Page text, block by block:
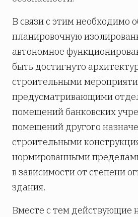
В связи с этим необходимо
планировочную
автономное
быть достигнуто
строительными
предусматривающими
помещений банковских
помещений другого
строительными
нормированными
в зависимости от степени
здания.
Вместе с тем действующие